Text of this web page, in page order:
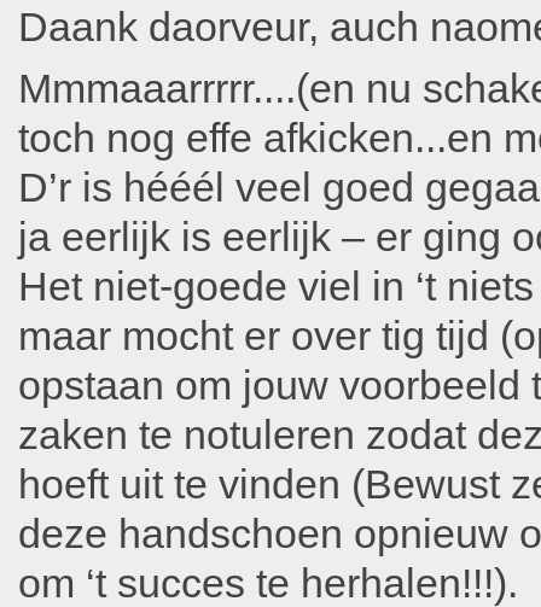
Daank daorveur, auch
Mmmaaarrrrr....(en nu
toch nog effe afkicken...en
D’r is hééél veel goed
ja eerlijk is eerlijk – er ging
Het niet-goede viel in ‘t
maar mocht er over tig tijd
opstaan om jouw voorbeeld
zaken te notuleren zodat
hoeft uit te vinden (Bewust
deze handschoen opnieuw
om ‘t succes te herhalen!!!).